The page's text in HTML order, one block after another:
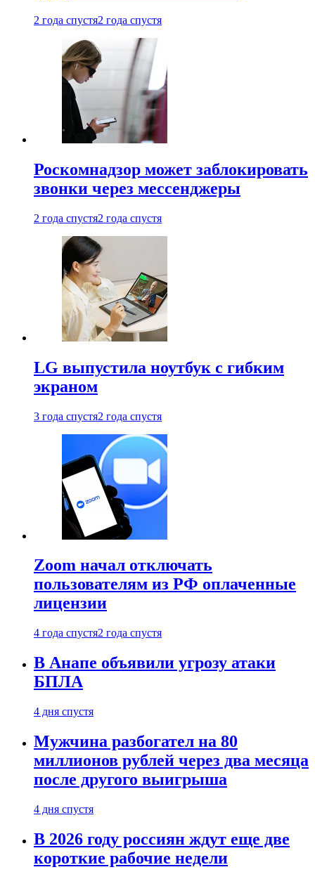
2 года спустя2 года спустя
Роскомнадзор может заблокировать
звонки через мессенджеры
2 года спустя2 года спустя
LG выпустила ноутбук с гибким
экраном
3 года спустя2 года спустя
Zoom начал отключать
пользователям из РФ оплаченные
лицензии
4 года спустя2 года спустя
В Анапе объявили угрозу атаки
БПЛА
4 дня спустя
Мужчина разбогател на 80
миллионов рублей через два месяца
после другого выигрыша
4 дня спустя
В 2026 году россиян ждут еще две
короткие рабочие недели